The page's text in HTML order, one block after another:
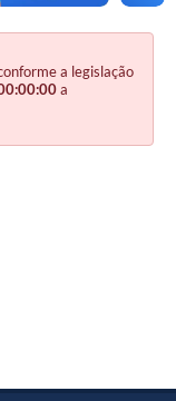
a legislação
a